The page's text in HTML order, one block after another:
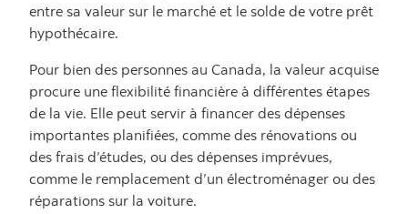
entre sa valeur sur le marché et le solde de votre prêt
hypothécaire.
Pour bien des personnes au Canada, la valeur acquise
procure une flexibilité financière à différentes étapes
de la vie. Elle peut servir à financer des dépenses
importantes planifiées, comme des rénovations ou
des frais d’études, ou des dépenses imprévues,
comme le remplacement d’un électroménager ou des
réparations sur la voiture.